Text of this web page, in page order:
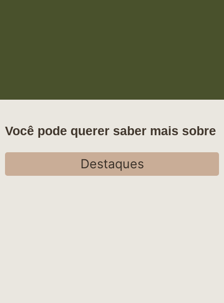
Você pode querer saber mais sobre
Destaques